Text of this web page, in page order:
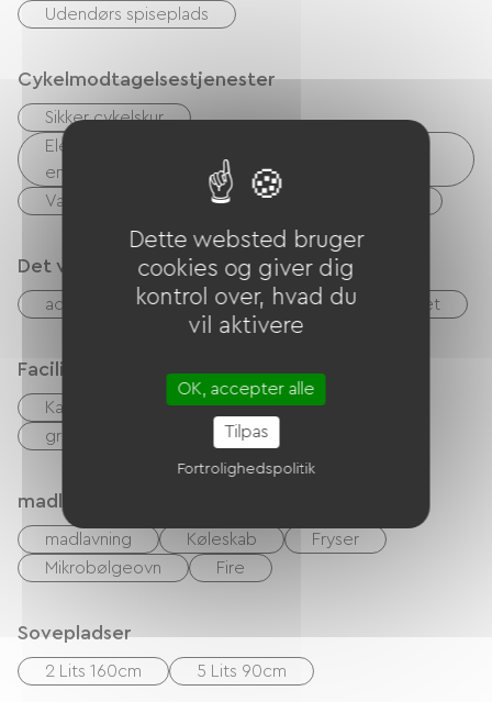
Udendørs spiseplads
Cykelmodtagelsestjenester
Sikker cykelskur
Elektrisk ladepunkt (til elcykelbatterier, GPS-
enheder osv.)
Vaskerifaciliteter til rådighed (gratis eller betalt)
Det vi er gode til
accepterede dyr Gratis parkering på stedet
Faciliteter
Kaffemaskine Lav linge
Sæt linge
gratis WIFI
Barbecue
madlavning
madlavning Køleskab
Fryser
Mikrobølgeovn
Fire
Sovepladser
2 Lits 160cm 5 Lits 90cm
Dette websted bruger
cookies og giver dig
kontrol over, hvad du
vil aktivere
OK, accepter alle
Tilpas
Fortrolighedspolitik